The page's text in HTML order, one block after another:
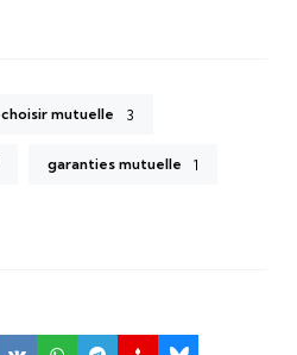
choisir mutuelle 3
garanties mutuelle 1